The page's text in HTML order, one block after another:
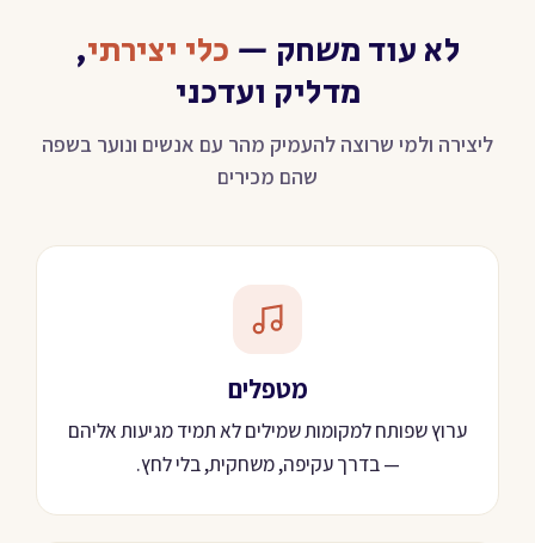
לא עוד משחק —כלי יצירתי,
מדליק ועדכני
ליצירה ולמי שרוצה להעמיק מהר עם אנשים ונוער בשפה
שהם מכירים
מטפלים
ערוץ שפותח למקומות שמילים לא תמיד מגיעות אליהם
— בדרך עקיפה, משחקית, בלי לחץ.